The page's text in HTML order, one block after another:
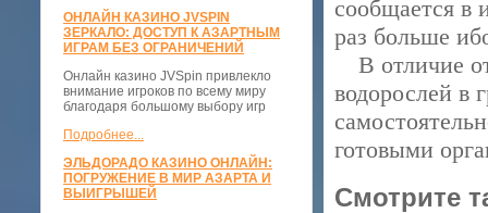
ОНЛАЙН КАЗИНО JVSPIN
ЗЕРКАЛО: ДОСТУП К АЗАРТНЫМ
ИГРАМ БЕЗ ОГРАНИЧЕНИЙ
Онлайн казино JVSpin привлекло
внимание игроков по всему миру
благодаря большому выбору игр
Подробнее...
ЭЛЬДОРАДО КАЗИНО ОНЛАЙН:
ПОГРУЖЕНИЕ В МИР АЗАРТА И
ВЫИГРЫШЕЙ
сообщается в
раз больше
В отличие
водорослей в
готовыми
Смотрите